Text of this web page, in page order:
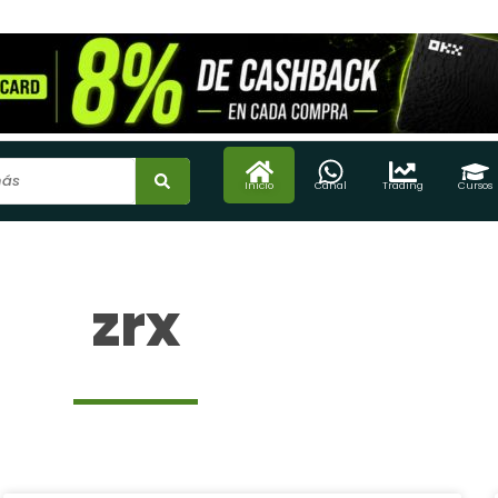
Inicio Canal Trading Cursos
zrx